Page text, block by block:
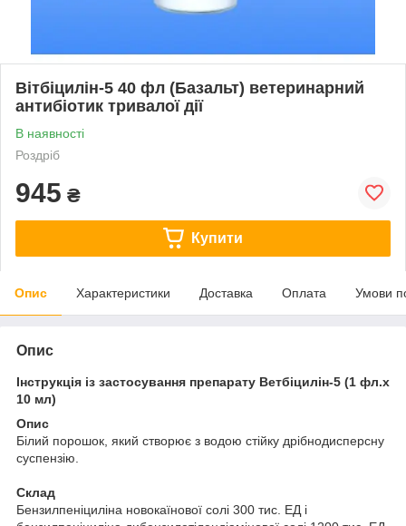
Вітбіцилін-5 40 фл (Базальт) ветеринарний
антибіотик тривалої дії
В наявності
Роздріб
945 ₴
Купити
Опис Характеристики Доставка Оплата Умови
Опис
Інструкція із застосування препарату Ветбіцилін-5 (1 фл.х
10 мл)
Опис
Білий порошок, який створює з водою стійку дрібнодисперсну
суспензію.
Склад
Бензилпеніциліна новокаїнової солі 300 тис. ЕД і